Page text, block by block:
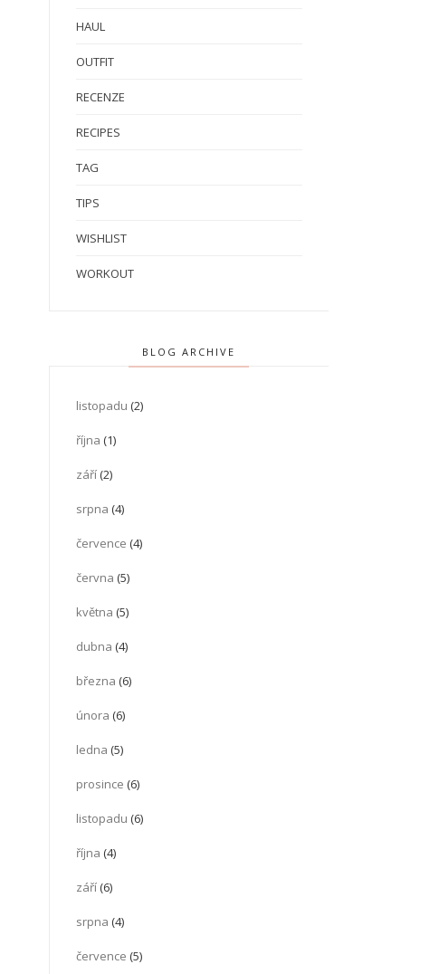
HAUL
OUTFIT
RECENZE
RECIPES
TAG
TIPS
WISHLIST
WORKOUT
BLOG ARCHIVE
listopadu (2)
října (1)
září(2)
srpna (4)
července (4)
června (5)
května (5)
dubna (4)
března (6)
února (6)
ledna (5)
prosince (6)
listopadu (6)
října (4)
září(6)
srpna (4)
července (5)